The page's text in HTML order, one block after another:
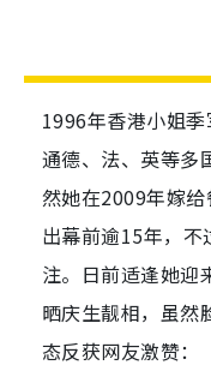
1996年香港小姐
通德、法、英等多
然她在2009年嫁
出幕前逾15年，
注。日前适逢她迎
晒庆生靓相，虽然
态反获网友激赞：